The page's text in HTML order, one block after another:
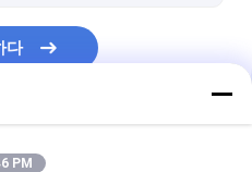
다
PM